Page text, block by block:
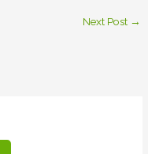
Next Post →